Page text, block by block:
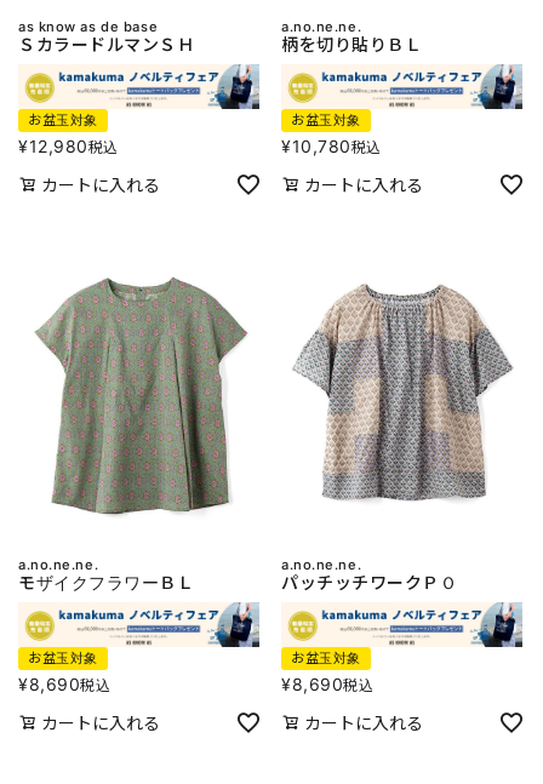
as know as de base
ＳカラードルマンＳＨ
お盆玉対象
¥12,980税込
カートに入れる
a.no.ne.ne.
柄を切り貼りＢＬ
お盆玉対象
¥10,780税込
カートに入れる
a.no.ne.ne.
モザイクフラワーＢＬ
お盆玉対象
¥8,690税込
カートに入れる
a.no.ne.ne.
パッチッチワークＰＯ
お盆玉対象
¥8,690税込
カートに入れる